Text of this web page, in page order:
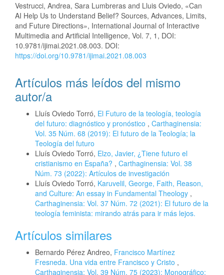
Vestrucci, Andrea, Sara Lumbreras and Lluis Oviedo, «Can
AI Help Us to Understand Belief? Sources, Advances, Limits,
and Future Directions», International Journal of Interactive
Multimedia and Artificial Intelligence, Vol. 7, 1, DOI:
10.9781/ijimai.2021.08.003. DOI:
https://doi.org/10.9781/ijimai.2021.08.003
Artículos más leídos del mismo
autor/a
Lluís Oviedo Torró, El Futuro de la teología, teología
del futuro: diagnóstico y pronóstico , Carthaginensia:
Vol. 35 Núm. 68 (2019): El futuro de la Teología; la
Teología del futuro
Lluís Oviedo Torró, Elzo, Javier, ¿Tiene futuro el
cristianismo en España? , Carthaginensia: Vol. 38
Núm. 73 (2022): Artículos de investigación
Lluís Oviedo Torró, Karuvelil, George, Faith, Reason,
and Culture: An essay in Fundamental Theology ,
Carthaginensia: Vol. 37 Núm. 72 (2021): El futuro de la
teología feminista: mirando atrás para ir más lejos.
Artículos similares
Bernardo Pérez Andreo, Francisco Martínez
Fresneda. Una vida entre Francisco y Cristo ,
Carthaginensia: Vol. 39 Núm. 75 (2023): Monográfico: